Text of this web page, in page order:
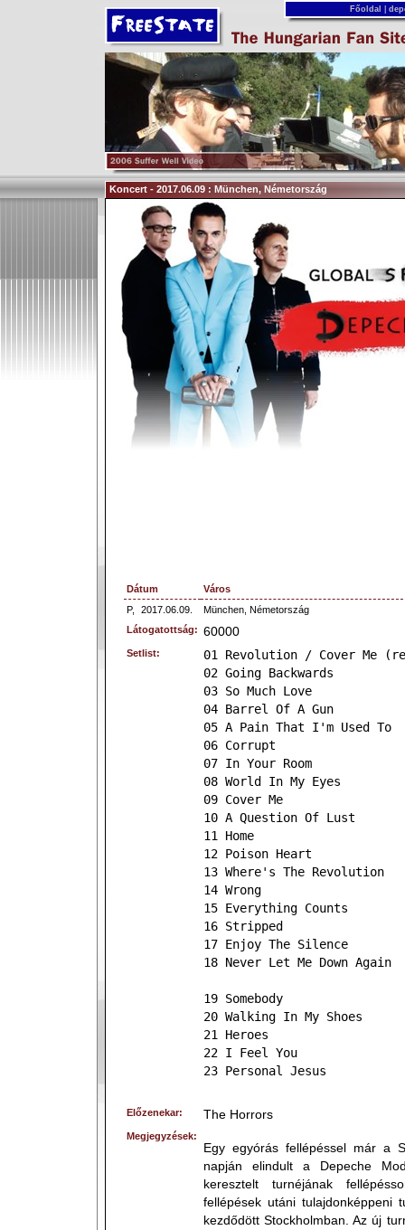
Főoldal
Koncert - 2017.06.09 : München, Németország
Dátum
Város
P,
2017.06.09.
München, Németország
Látogatottság: 60000
Setlist:
01 Revolution / Cover Me
02 Going Backwards
03 So Much Love
04 Barrel Of A Gun
05 A Pain That I'm Used To
06 Corrupt
07 In Your Room
08 World In My Eyes
09 Cover Me
10 A Question Of Lust
11 Home
12 Poison Heart
13 Where's The Revolution
14 Wrong
15 Everything Counts
16 Stripped
17 Enjoy The Silence
18 Never Let Me Down Again
19 Somebody
20 Walking In My Shoes
21 Heroes
22 I Feel You
23 Personal Jesus
Előzenekar: The Horrors
Megjegyzések:
Egy egyórás fellépéssel már a
napján elindult a Depeche
keresztelt turnéjának
fellépések utáni tulajdonképpeni
kezdődött Stockholmban. Az új